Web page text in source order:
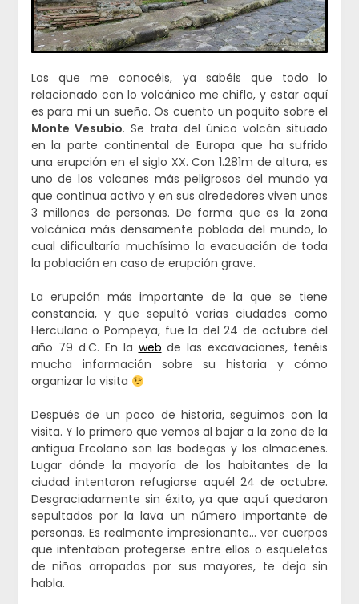
Los que me conocéis, ya sabéis que todo lo
relacionado con lo volcánico me chifla, y estar aquí
es para mi un sueño. Os cuento un poquito sobre el
Monte Vesubio. Se trata del único volcán situado
en la parte continental de Europa que ha sufrido
una erupción en el siglo XX. Con 1.281m de altura, es
uno de los volcanes más peligrosos del mundo ya
que continua activo y en sus alrededores viven unos
3 millones de personas. De forma que es la zona
volcánica más densamente poblada del mundo, lo
cual dificultaría muchísimo la evacuación de toda
la población en caso de erupción grave.
La erupción más importante de la que se tiene
constancia, y que sepultó varias ciudades como
Herculano o Pompeya, fue la del 24 de octubre del
año 79 d.C. En la web de las excavaciones, tenéis
mucha información sobre su historia y cómo
organizar la visita
Después de un poco de historia, seguimos con la
visita. Y lo primero que vemos al bajar a la zona de la
antigua Ercolano son las bodegas y los almacenes.
Lugar dónde la mayoría de los habitantes de la
ciudad intentaron refugiarse aquél 24 de octubre.
Desgraciadamente sin éxito, ya que aquí quedaron
sepultados por la lava un número importante de
personas. Es realmente impresionante… ver cuerpos
que intentaban protegerse entre ellos o esqueletos
de niños arropados por sus mayores, te deja sin
habla.